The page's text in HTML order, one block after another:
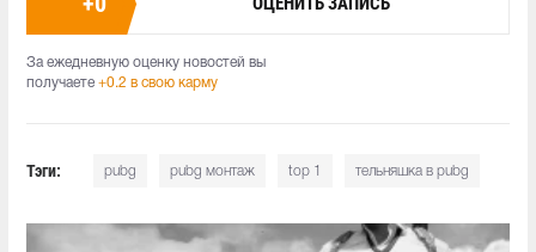
За ежедневную оценку новостей вы
получаете +0.2 в свою карму
Тэги: pubg pubg монтаж top 1 тельняшка в pubg